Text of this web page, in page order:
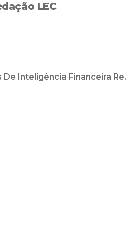
LEC
Relatórios De Inteligência